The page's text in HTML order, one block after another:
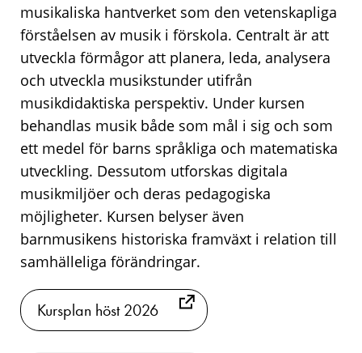
musikaliska hantverket som den vetenskapliga
förståelsen av musik i förskola. Centralt är att
utveckla förmågor att planera, leda, analysera
och utveckla musikstunder utifrån
musikdidaktiska perspektiv. Under kursen
behandlas musik både som mål i sig och som
ett medel för barns språkliga och matematiska
utveckling. Dessutom utforskas digitala
musikmiljöer och deras pedagogiska
möjligheter. Kursen belyser även
barnmusikens historiska framväxt i relation till
samhälleliga förändringar.
Kursplan höst 2026